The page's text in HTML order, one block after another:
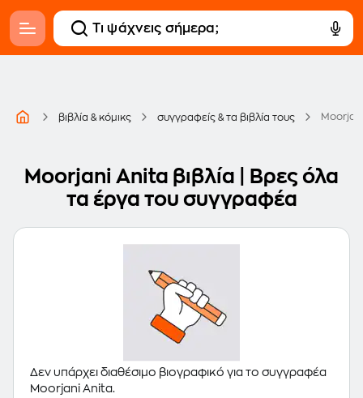
βιβλία & κόμικς συγγραφείς & τα βιβλία τους
Moorjani Anita βιβλία | Βρες όλα
τα έργα του συγγραφέα
Δεν υπάρχει διαθέσιμο βιογραφικό για το συγγραφέα
Moorjani Anita.